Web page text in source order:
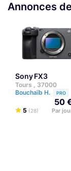
Annonces
Sony FX3
Tours , 37000
Bouchaïb H.
PRO
5 (28)
50
Par